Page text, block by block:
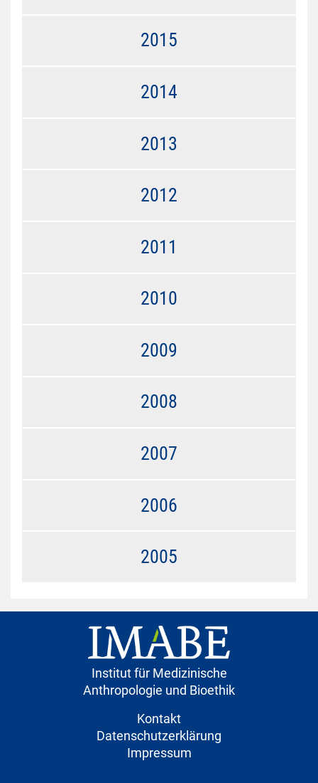
2015
2014
2013
2012
2011
2010
2009
2008
2007
2006
2005
Institut für Medizinische
Anthropologie und Bioethik
Kontakt
Datenschutzerklärung
Impressum